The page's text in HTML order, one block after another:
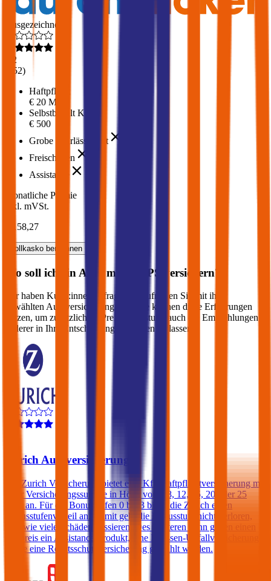
Ausgezeichnet
4,2
452)
Haftpflicht
€ 20 Mio.
Selbstbehalt Kasko
€ 500
Grobe Fahrlässigkeit
Freischaden
Assistance
Monatliche Prämie
inkl. mVSt.
€ 158,27
Vollkasko berechnen
Wo soll ich ein Auto mit PS versichern?
Wir haben Kund:innen befragt, wie zufrieden Sie mit ihrer
gewählten Autoversicherung sind. Sie können diese Erfahrungen
nutzen, um zusätzlich zu Preis & Leistung auch die Empfehlungen
anderer in Ihre Entscheidung einfließen zu lassen:
Zurich Autoversicherung
Die Zurich Versicherung bietet eine Kfz-Haftpflichtversicherung mit
einer Versicherungssumme in Höhe von € 8, 12, 15, 20 oder 25
Mio. an. Für die Bonusstufen 0 bis 3 bietet die Zurich einen
Bonusstufenvorteil an. Damit geht die Bonusstufe nicht verloren,
egal wie viele Schäden passieren. Des Weiteren kann gegen einen
Aufpreis ein Assistance-Produkt, eine Insassen-Unfallversicherung
sowie eine Rechtsschutzversicherung gewählt werden.